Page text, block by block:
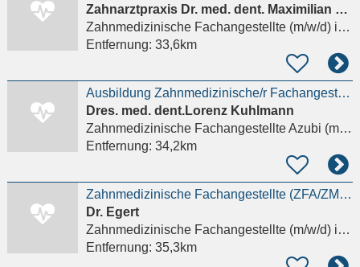
Zahnarztpraxis Dr. med. dent. Maximilian Gottstein
Zahnmedizinische Fachangestellte (m/w/d)in Leinefelde-Worbis
Entfernung: 33,6km
Ausbildung Zahnmedizinische/r Fachangestellte/r (m/w/d)
Dres. med. dent.Lorenz Kuhlmann
Zahnmedizinische Fachangestellte Azubi (m/w/d)
Entfernung: 34,2km
Zahnmedizinische Fachangestellte (ZFA/ZMA) oder Zahnmedizinische Prophylaxeassistentin (ZMP) (m/w/d)
Dr. Egert
Zahnmedizinische Fachangestellte (m/w/d)in Göttingen
Entfernung: 35,3km